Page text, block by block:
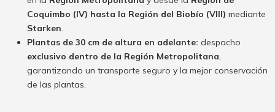
Coquimbo (IV) hasta la Región del Biobío (VIII) mediante
Starken.
Plantas de 30 cm de altura en adelante: despacho
exclusivo dentro de la Región Metropolitana,
garantizando un transporte seguro y la mejor conservación
de las plantas.